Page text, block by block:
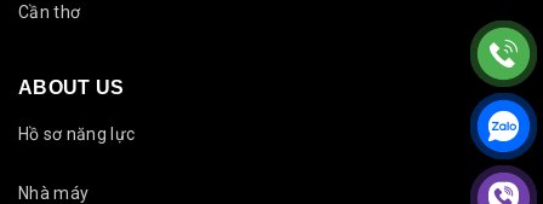
Cần thơ
ABOUT US
Hồ sơ năng lực
Nhà máy